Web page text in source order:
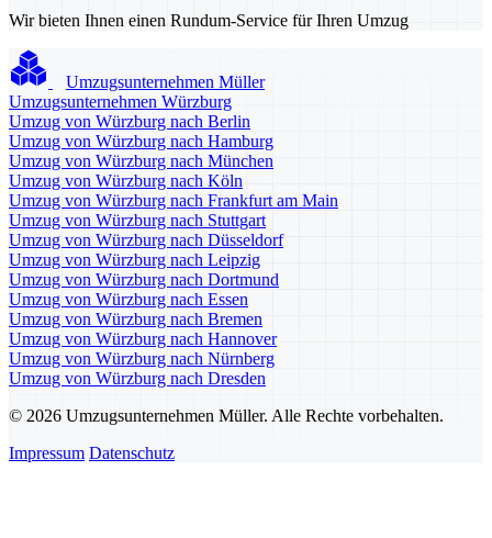
Wir bieten Ihnen einen Rundum-Service für Ihren Umzug
Umzugsunternehmen Müller
Umzugsunternehmen Würzburg
Umzug von Würzburg nach Berlin
Umzug von Würzburg nach Hamburg
Umzug von Würzburg nach München
Umzug von Würzburg nach Köln
Umzug von Würzburg nach Frankfurt am Main
Umzug von Würzburg nach Stuttgart
Umzug von Würzburg nach Düsseldorf
Umzug von Würzburg nach Leipzig
Umzug von Würzburg nach Dortmund
Umzug von Würzburg nach Essen
Umzug von Würzburg nach Bremen
Umzug von Würzburg nach Hannover
Umzug von Würzburg nach Nürnberg
Umzug von Würzburg nach Dresden
© 2026 Umzugsunternehmen Müller. Alle Rechte vorbehalten.
Impressum Datenschutz